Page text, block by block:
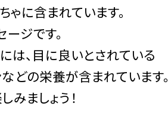
ゃに含まれています。
ジです。
は、目に良いとされている
などの栄養が含まれています。
みましょう！